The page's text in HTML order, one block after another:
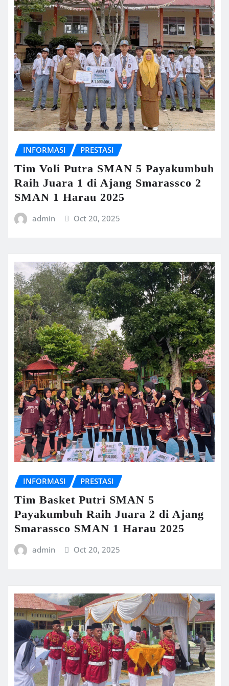
INFORMASI PRESTASI
Tim Voli Putra SMAN 5 Payakumbuh
Raih Juara 1 di Ajang Smarassco 2
SMAN 1 Harau 2025
admin Oct 20, 2025
INFORMASI PRESTASI
Tim Basket Putri SMAN 5
Payakumbuh Raih Juara 2 di Ajang
Smarassco SMAN 1 Harau 2025
admin Oct 20, 2025